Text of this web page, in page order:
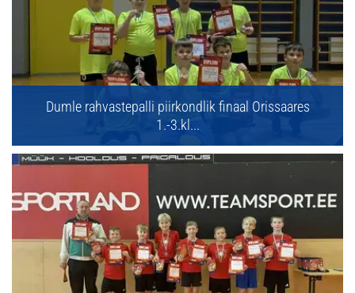
Dumle rahvastepalli piirkondlik finaal Orissaares
1.-3.kl...